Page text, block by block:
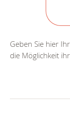
Geben Sie hier
die Möglichkeit